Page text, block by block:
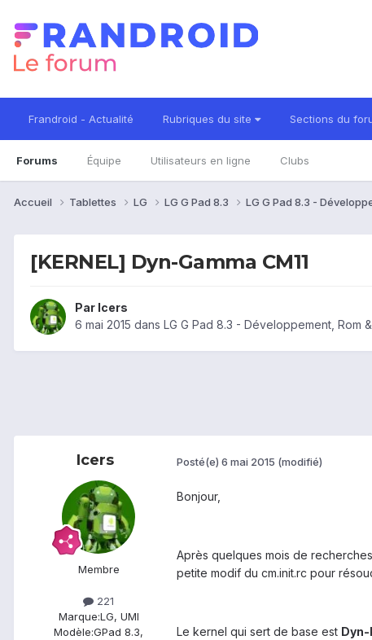
Frandroid - Actualité Rubriques du site Sections du
Forums Équipe Utilisateurs en ligne Clubs
Accueil Tablettes LG LG G Pad 8.3 LG G Pad 8.3 -
[KERNEL] Dyn-Gamma CM11
Par Icers
6 mai 2015 dans LG G Pad 8.3 - Développement, Rom
Icers
Membre
221
Marque:LG, UMI
Modèle:GPad 8.3,
Posté(e) 6 mai 2015 (modifié)
Bonjour,
Après quelques mois de
petite modif du cm.init.rc pour
Le kernel qui sert de base est